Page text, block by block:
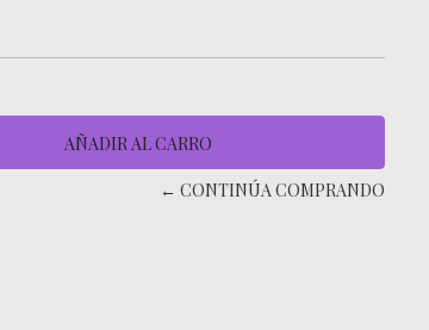
← CONTINÚA COMPRANDO